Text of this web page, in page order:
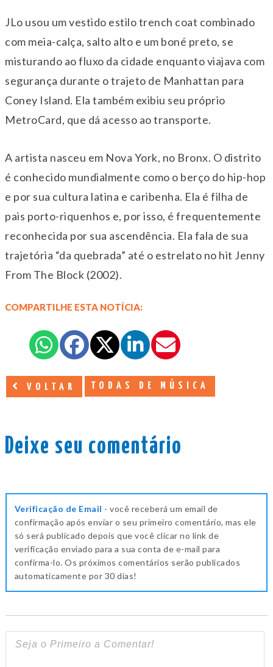
JLo usou um vestido estilo trench coat combinado
com meia-calça, salto alto e um boné preto, se
misturando ao fluxo da cidade enquanto viajava com
segurança durante o trajeto de Manhattan para
Coney Island. Ela também exibiu seu próprio
MetroCard, que dá acesso ao transporte.
A artista nasceu em Nova York, no Bronx. O distrito
é conhecido mundialmente como o berço do hip-hop
e por sua cultura latina e caribenha. Ela é filha de
pais porto-riquenhos e, por isso, é frequentemente
reconhecida por sua ascendência. Ela fala de sua
trajetória “da quebrada” até o estrelato no hit Jenny
From The Block (2002).
COMPARTILHE ESTA NOTÍCIA:
VOLTAR TODAS DE MÚSICA
Deixe seu comentário
Verificação de Email - você receberá um email de
confirmação após enviar o seu primeiro comentário, mas ele
só será publicado depois que você clicar no link de
verificação enviado para a sua conta de e-mail para
confirma-lo. Os próximos comentários serão publicados
automaticamente por 30 dias!